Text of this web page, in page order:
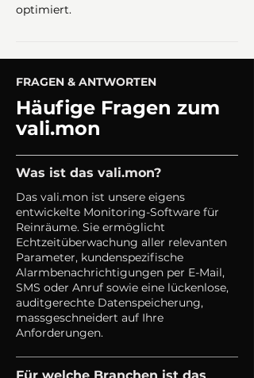
optimiert.
FRAGEN & ANTWORTEN
Häufige Fragen zum
vali.mon
Was ist das vali.mon?
Das vali.mon ist unsere eigens
entwickelte Monitoring-Software für
Reinräume. Sie ermöglicht
Echtzeitüberwachung aller relevanten
Parameter, kundenspezifische
Alarmbenachrichtigungen per E-Mail,
SMS oder Anruf sowie eine lückenlose,
auditgerechte Datenspeicherung,
massgeschneidert auf Ihre
Anforderungen.